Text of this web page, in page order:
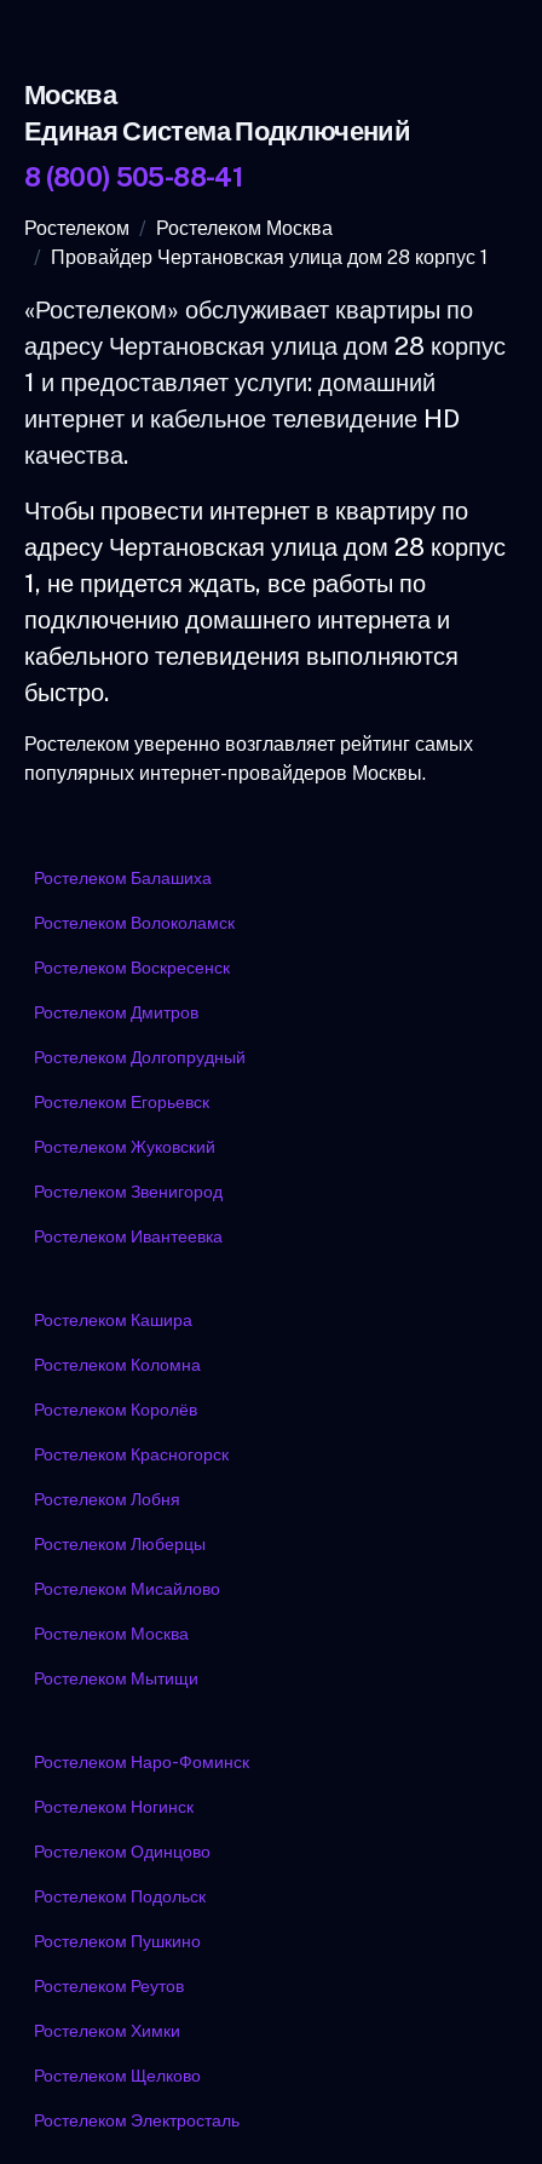
Москва
Единая Система Подключений
8 (800) 505-88-41
Ростелеком
Ростелеком Москва
Провайдер Чертановская улица дом 28 корпус 1
«Ростелеком» обслуживает квартиры по
адресу Чертановская улица дом 28 корпус
1 и предоставляет услуги: домашний
интернет и кабельное телевидение HD
качества.
Чтобы провести интернет в квартиру по
адресу Чертановская улица дом 28 корпус
1, не придется ждать, все работы по
подключению домашнего интернета и
кабельного телевидения выполняются
быстро.
Ростелеком уверенно возглавляет рейтинг самых
популярных интернет-провайдеров Москвы.
Ростелеком Балашиха
Ростелеком Волоколамск
Ростелеком Воскресенск
Ростелеком Дмитров
Ростелеком Долгопрудный
Ростелеком Егорьевск
Ростелеком Жуковский
Ростелеком Звенигород
Ростелеком Ивантеевка
Ростелеком Кашира
Ростелеком Коломна
Ростелеком Королёв
Ростелеком Красногорск
Ростелеком Лобня
Ростелеком Люберцы
Ростелеком Мисайлово
Ростелеком Москва
Ростелеком Мытищи
Ростелеком Наро-Фоминск
Ростелеком Ногинск
Ростелеком Одинцово
Ростелеком Подольск
Ростелеком Пушкино
Ростелеком Реутов
Ростелеком Химки
Ростелеком Щелково
Ростелеком Электросталь